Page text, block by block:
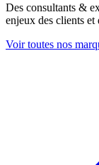
Des consultants &
enjeux des clients et
Voir toutes nos